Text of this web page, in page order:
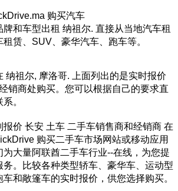
购买汽车
和车型出租 纳祖尔. 直接从当地汽车租
赁、SUV、豪华汽车、跑车等。
纳祖尔, 摩洛哥. 上面列出的是实时报价
销商处购买。您可以根据自己的要求直
。
价 长安 土车 二手车销售商和经销商 在
购买二手车市场网站或移动应用
大量阿联酋二手车行业--在线，为您提
。比较各种类型轿车、豪华车、运动型
和敞篷车的实时报价，供您选择购买。